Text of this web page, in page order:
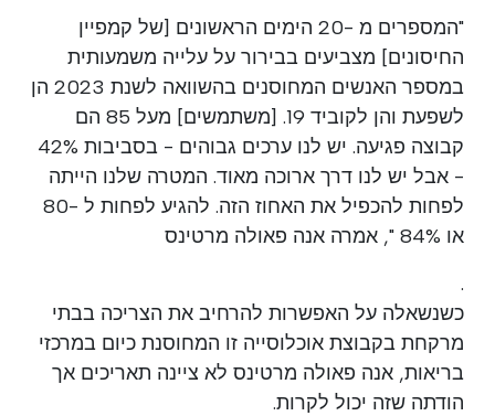
"המספרים מ -20 הימים הראשונים [של קמפיין
החיסונים] מצביעים בבירור על עלייה משמעותית
במספר האנשים המחוסנים בהשוואה לשנת 2023 הן
לשפעת והן לקוביד 19. [משתמשים] מעל 85 הם
קבוצה פגיעה. יש לנו ערכים גבוהים - בסביבות 42%
- אבל יש לנו דרך ארוכה מאוד. המטרה שלנו הייתה
לפחות להכפיל את האחוז הזה. להגיע לפחות ל -80
או 84% ", אמרה אנה פאולה מרטינס
.
כשנשאלה על האפשרות להרחיב את הצריכה בבתי
מרקחת בקבוצת אוכלוסייה זו המחוסנת כיום במרכזי
בריאות, אנה פאולה מרטינס לא ציינה תאריכים אך
הודתה שזה יכול לקרות.